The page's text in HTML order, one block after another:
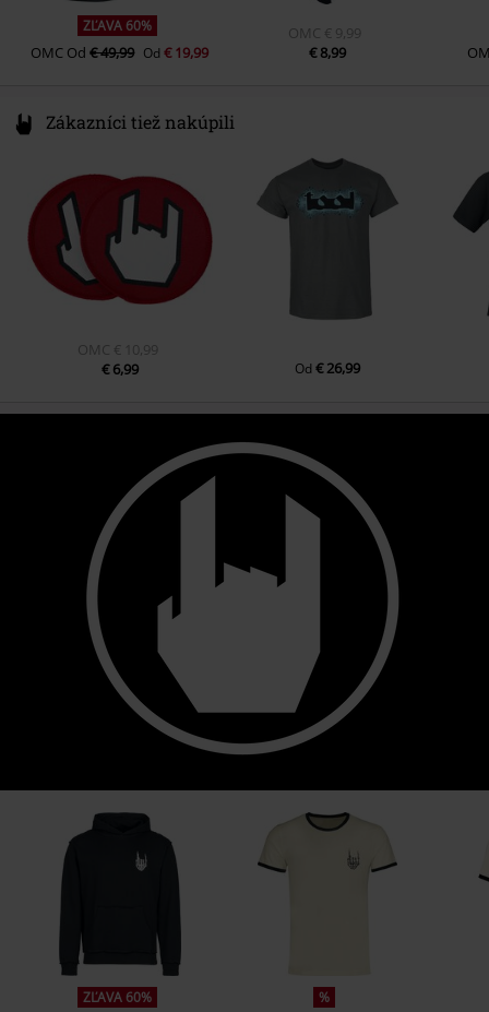
ZĽAVA 60%
OMC Od€ 49,99 Od€ 19,99
OMC € 9,99
€ 8,99
Zákazníci tiež nakúpili
OMC € 10,99
€ 6,99
Od€ 26,99
ZĽAVA 60% %